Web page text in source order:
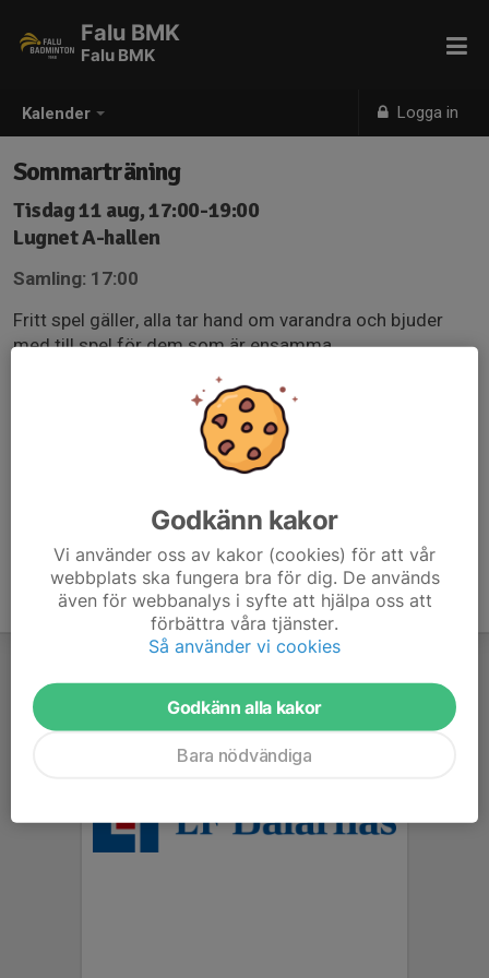
Kalender Logga in
Falu BMK
Falu BMK
Sommarträning
Tisdag 11 aug, 17:00-19:00
Lugnet A-hallen
Samling: 17:00
Fritt spel gäller, alla tar hand om varandra och bjuder
med till spel för dem som är ensamma.
Anmälan är öppen för föreningens alla medlemmar &
Godkänn kakor
Vi använder oss av kakor (cookies) för att vår
webbplats ska fungera bra för dig. De används
även för webbanalys i syfte att hjälpa oss att
förbättra våra tjänster.
Så använder vi cookies
Godkänn alla kakor
Bara nödvändiga